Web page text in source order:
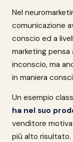
Nel
comunicazione
conscio ed a
marketing
inconscio, ma
in maniera
Un esempio
ha nel suo
venditore
più alto